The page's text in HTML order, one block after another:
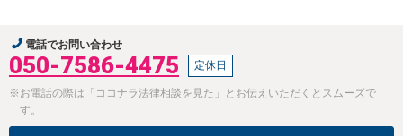
電話でお問い合わせ
050-7586-4475 定休日
※お電話の際は「ココナラ法律相談を見た」とお伝えいただくとスムーズで
す。